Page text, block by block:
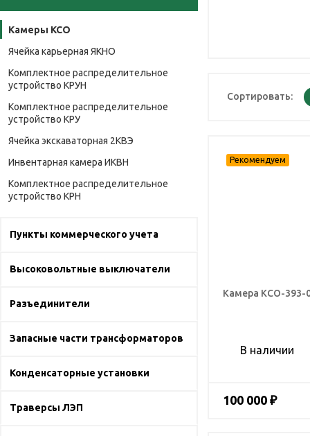
Камеры КСО
Ячейка карьерная ЯКНО
Комплектное распределительное
устройство КРУН
Комплектное распределительное
устройство КРУ
Ячейка экскаваторная 2КВЭ
Инвентарная камера ИКВН
Комплектное распределительное
устройство КРН
Пункты коммерческого учета
Высоковольтные выключатели
Разъединители
Запасные части трансформаторов
Конденсаторные установки
Траверсы ЛЭП
Сортировать:
Камера КСО-393-
В наличии
100 000 ₽